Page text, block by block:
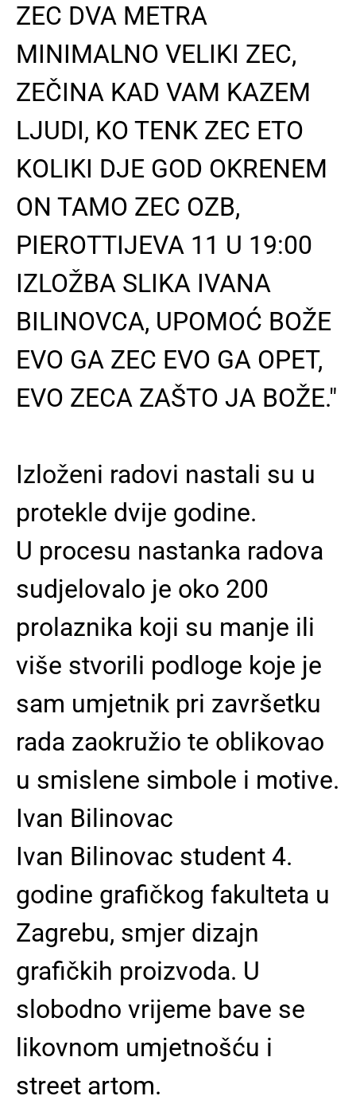
ZEC DVA METRA
MINIMALNO VELIKI ZEC,
ZEČINA KAD VAM KAZEM
LJUDI, KO TENK ZEC ETO
KOLIKI DJE GOD OKRENEM
ON TAMO ZEC OZB,
PIEROTTIJEVA 11 U 19:00
IZLOŽBA SLIKA IVANA
BILINOVCA, UPOMOĆ BOŽE
EVO GA ZEC EVO GA OPET,
EVO ZECA ZAŠTO JA BOŽE."
Izloženi radovi nastali su u
protekle dvije godine.
U procesu nastanka radova
sudjelovalo je oko 200
prolaznika koji su manje ili
više stvorili podloge koje je
sam umjetnik pri završetku
rada zaokružio te oblikovao
u smislene simbole i motive.
Ivan Bilinovac
Ivan Bilinovac student 4.
godine grafičkog fakulteta u
Zagrebu, smjer dizajn
grafičkih proizvoda. U
slobodno vrijeme bave se
likovnom umjetnošću i
street artom.